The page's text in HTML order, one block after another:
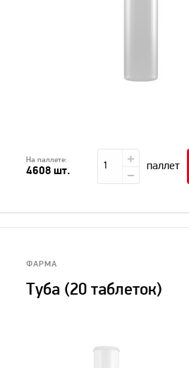
На паллете:
4608 шт. паллет
ФАРМА
Туба (20 таблеток)